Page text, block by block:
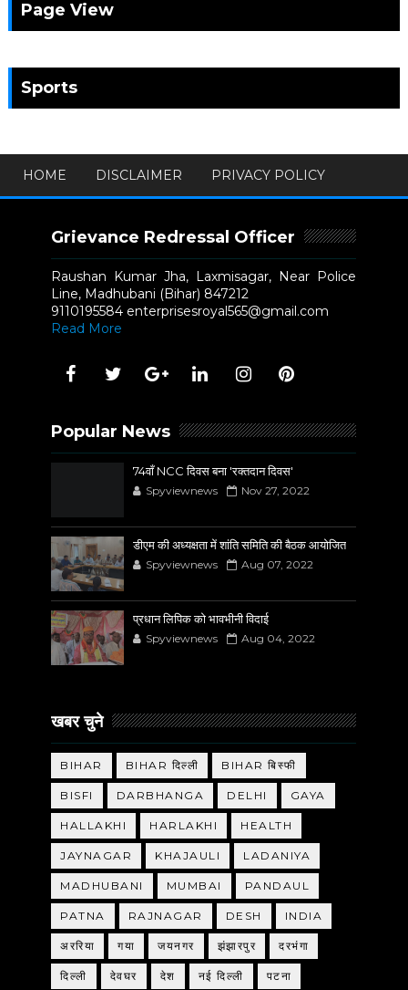
Page View
Sports
HOME DISCLAIMER PRIVACY POLICY
Grievance Redressal Officer
Raushan Kumar Jha, Laxmisagar, Near Police
Line, Madhubani (Bihar) 847212
9110195584 enterprisesroyal565@gmail.com
Read More
Popular News
74वाँ NCC दिवस बना 'रक्तदान दिवस'
Spyviewnews Nov 27, 2022
डीएम की अध्यक्षता में शांति समिति की बैठक आयोजित
Spyviewnews Aug 07, 2022
प्रधान लिपिक को भावभीनी विदाई
Spyviewnews Aug 04, 2022
खबर चुने
BIHAR BIHAR दिल्ली BIHAR बिस्फी
BISFI DARBHANGA DELHI GAYA
HALLAKHI HARLAKHI HEALTH
JAYNAGAR KHAJAULI LADANIYA
MADHUBANI MUMBAI PANDAUL
PATNA RAJNAGAR DESH INDIA
अररिया गया जयनगर झंझारपुर दरभंगा
दिल्ली देवघर देश नई दिल्ली पटना